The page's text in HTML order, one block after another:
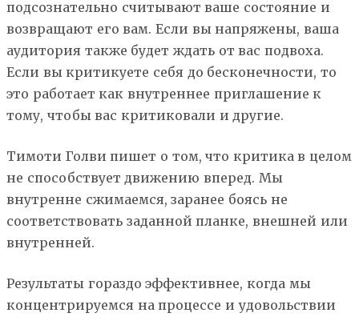
подсознательно считывают ваше состояние и
возвращают его вам. Если вы напряжены, ваша
аудитория также будет ждать от вас подвоха.
Если вы критикуете себя до бесконечности, то
это работает как внутреннее приглашение к
тому, чтобы вас критиковали и другие.
Тимоти Голви пишет о том, что критика в целом
не способствует движению вперед. Мы
внутренне сжимаемся, заранее боясь не
соответствовать заданной планке, внешней или
внутренней.
Результаты гораздо эффективнее, когда мы
концентрируемся на процессе и удовольствии